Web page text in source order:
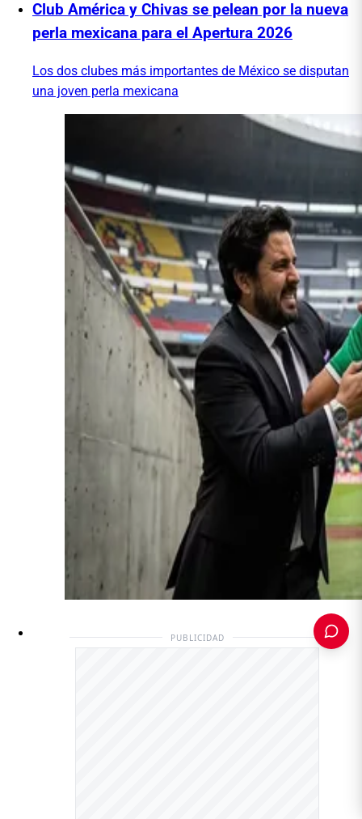
Club América y Chivas se pelean por la nueva
perla mexicana para el Apertura 2026
Los dos clubes más importantes de México se disputan
una joven perla mexicana
PUBLICIDAD